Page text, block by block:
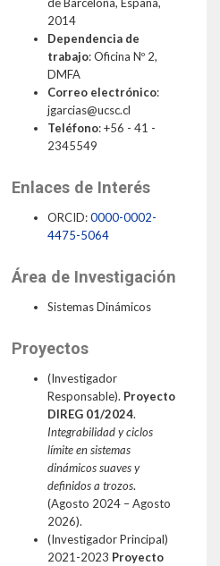
2014
Dependencia de
trabajo:Oficina Nº 2,
DMFA
Correo electrónico:
jgarcias@ucsc.cl
Teléfono:+56 - 41 -
2345549
Enlaces de Interés
ORCID:0000-0002-
4475-5064
Área de Investigación
Sistemas Dinámicos
Proyectos
(Investigador
Responsable). Proyecto
DIREG 01/2024.
Integrabilidad y ciclos
límite en sistemas
dinámicos suaves y
definidos a trozos.
(Agosto 2024 – Agosto
2026).
(Investigador Principal)
2021-2023 Proyecto